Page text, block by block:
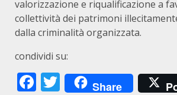
valorizzazione e riqualificazione a
collettività dei patrimoni
dalla criminalità organizzata.
condividi su:
Facebook
Twitter
Share